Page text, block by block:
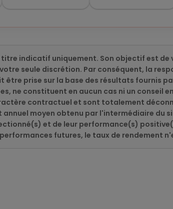
indicatif uniquement. Son objectif est
seule discrétion. Par conséquent, la
être prise sur la base des résultats fournis
ne constituent en aucun cas ni un conseil
contractuel et sont totalement
annuel moyen obtenu par l'intermédiaire du
et de leur performance(s)
futures, le taux de rendement